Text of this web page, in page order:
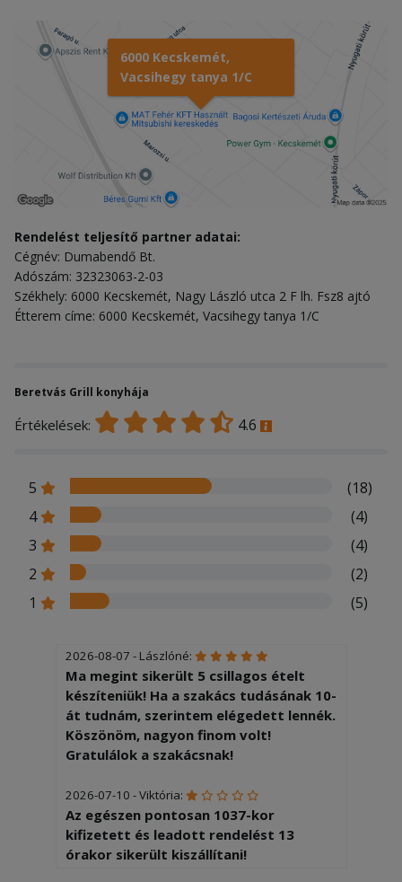
6000 Kecskemét,
Vacsihegy tanya 1/C
Rendelést teljesítő partner adatai:
Cégnév: Dumabendő Bt.
Adószám: 32323063-2-03
Székhely: 6000 Kecskemét, Nagy László utca 2 F lh. Fsz8 ajtó
Étterem címe: 6000 Kecskemét, Vacsihegy tanya 1/C
Beretvás Grill konyhája
Értékelések: 4.6
5
(18)
4
(4)
3
(4)
2
(2)
1
(5)
2026-08-07 - Lászlóné:
Ma megint sikerült 5 csillagos ételt
készíteniük! Ha a szakács tudásának 10-
át tudnám, szerintem elégedett lennék.
Köszönöm, nagyon finom volt!
Gratulálok a szakácsnak!
2026-07-10 - Viktória:
Az egészen pontosan 1037-kor
kifizetett és leadott rendelést 13
órakor sikerült kiszállítani!